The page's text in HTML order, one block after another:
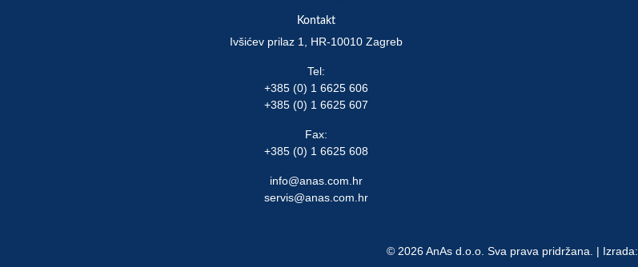
Kontakt
Ivšićev prilaz 1, HR-10010 Zagreb
Tel:
+385 (0) 1 6625 606
+385 (0) 1 6625 607
Fax:
+385 (0) 1 6625 608
info@anas.com.hr
servis@anas.com.hr
© 2026 AnAs d.o.o. Sva prava pridržana. | Izrada: